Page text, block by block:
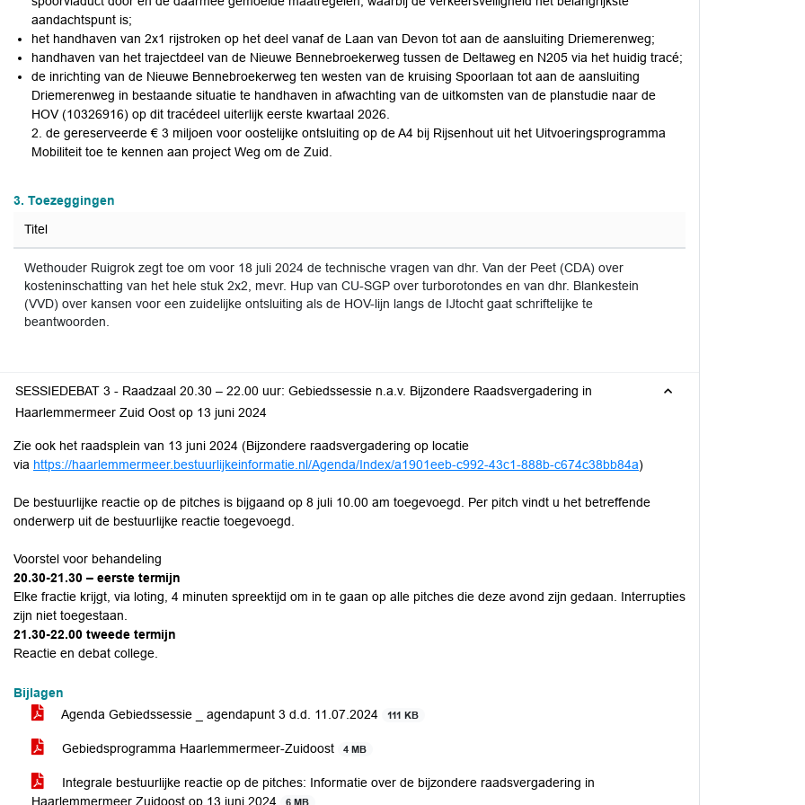
aandachtspunt is;
het handhaven van 2x1 rijstroken op het deel vanaf de Laan van Devon tot aan de aansluiting Driemerenweg;
handhaven van het trajectdeel van de Nieuwe Bennebroekerweg tussen de Deltaweg en N205 via het huidig tracé;
de inrichting van de Nieuwe Bennebroekerweg ten westen van de kruising Spoorlaan tot aan de aansluiting
Driemerenweg in bestaande situatie te handhaven in afwachting van de uitkomsten van de planstudie naar de
HOV (10326916) op dit tracédeel uiterlijk eerste kwartaal 2026.
2. de gereserveerde € 3 miljoen voor oostelijke ontsluiting op de A4 bij Rijsenhout uit het Uitvoeringsprogramma
Mobiliteit toe te kennen aan project Weg om de Zuid.
3. Toezeggingen
Titel
Wethouder Ruigrok zegt toe om voor 18 juli 2024 de technische vragen van dhr. Van der Peet (CDA) over
kosteninschatting van het hele stuk 2x2, mevr. Hup van CU-SGP over turborotondes en van dhr. Blankestein
(VVD) over kansen voor een zuidelijke ontsluiting als de HOV-lijn langs de IJtocht gaat schriftelijke te
beantwoorden.
SESSIEDEBAT 3 - Raadzaal 20.30 – 22.00 uur: Gebiedssessie n.a.v. Bijzondere Raadsvergadering in
Haarlemmermeer Zuid Oost op 13 juni 2024
Zie ook het raadsplein van 13 juni 2024 (Bijzondere raadsvergadering op locatie
via https://haarlemmermeer.bestuurlijkeinformatie.nl/Agenda/Index/a1901eeb-c992-43c1-888b-c674c38bb84a)
De bestuurlijke reactie op de pitches is bijgaand op 8 juli 10.00 am toegevoegd. Per pitch vindt u het betreffende
onderwerp uit de bestuurlijke reactie toegevoegd.
Voorstel voor behandeling
20.30-21.30 – eerste termijn
Elke fractie krijgt, via loting, 4 minuten spreektijd om in te gaan op alle pitches die deze avond zijn gedaan. Interrupties
zijn niet toegestaan.
21.30-22.00 tweede termijn
Reactie en debat college.
Bijlagen
Agenda Gebiedssessie _ agendapunt 3 d.d. 11.07.2024
111 KB
Gebiedsprogramma Haarlemmermeer-Zuidoost 4 MB
Integrale bestuurlijke reactie op de pitches: Informatie over de bijzondere raadsvergadering in
Haarlemmermeer Zuidoost op 13 juni 2024
6 MB